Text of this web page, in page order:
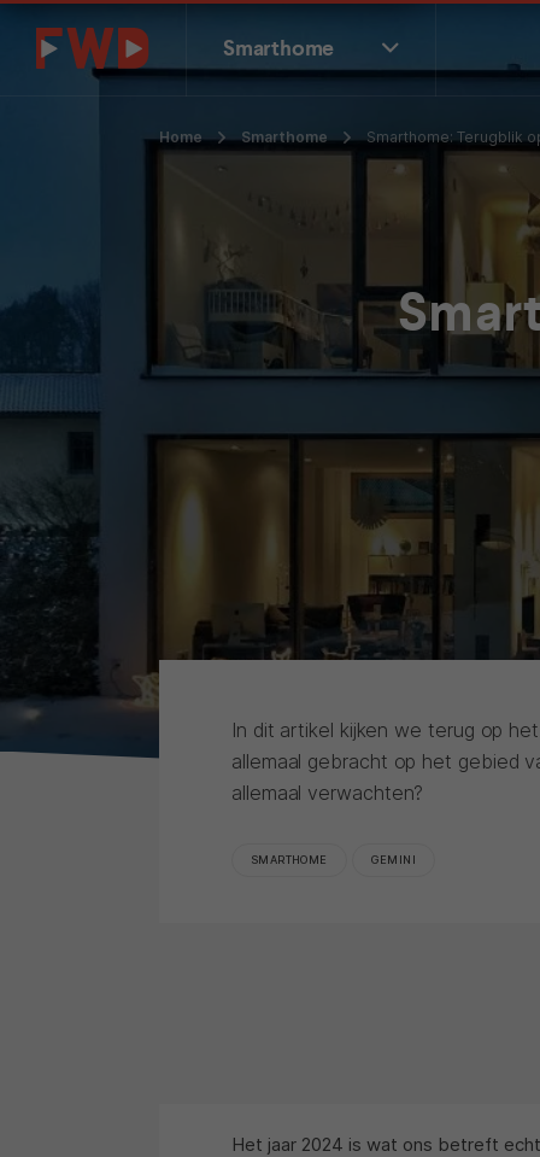
Smarthome
Home Smarthome Smarthome: Terugblik
In dit artikel kijken we terug op
allemaal gebracht op het gebied
allemaal verwachten?
SMARTHOME GEMINI
Het jaar 2024 is wat ons betreft